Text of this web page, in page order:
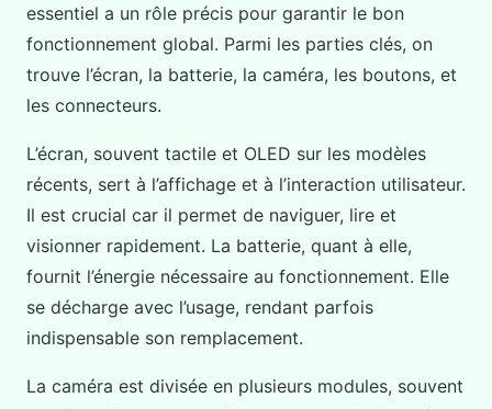
essentiel a un rôle précis pour garantir le bon
fonctionnement global. Parmi les parties clés, on
trouve l’écran, la batterie, la caméra, les boutons, et
les connecteurs.
L’écran, souvent tactile et OLED sur les modèles
récents, sert à l’affichage et à l’interaction utilisateur.
Il est crucial car il permet de naviguer, lire et
visionner rapidement. La batterie, quant à elle,
fournit l’énergie nécessaire au fonctionnement. Elle
se décharge avec l’usage, rendant parfois
indispensable son remplacement.
La caméra est divisée en plusieurs modules, souvent